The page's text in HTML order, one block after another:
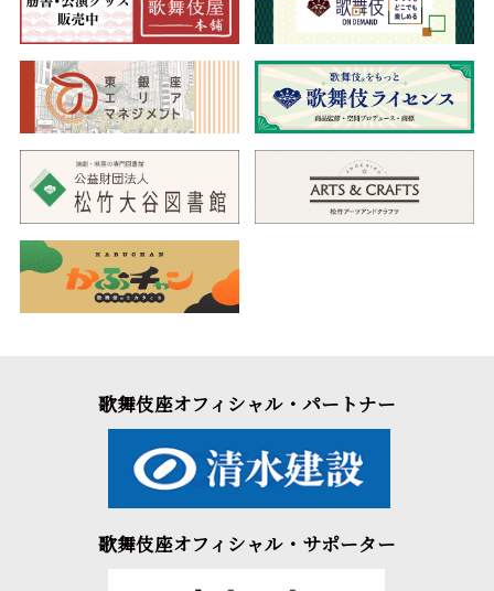
歌舞伎座オフィシャル・パートナー
歌舞伎座オフィシャル・サポーター